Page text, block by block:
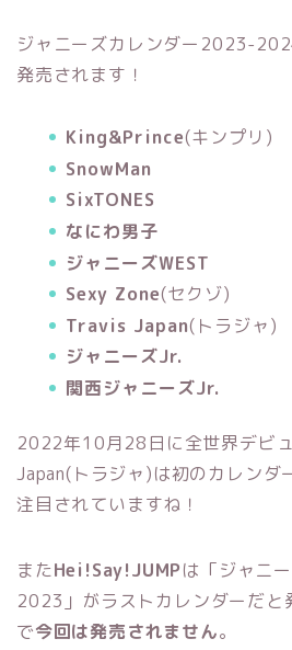
ジャニーズカレンダー2023-
発売されます！
King&Prince(キンプリ)
SnowMan
SixTONES
なにわ男子
ジャニーズWEST
Sexy Zone(セクゾ)
Travis Japan(トラジャ)
ジャニーズJr.
関西ジャニーズJr.
2022年10月28日に全世界デビ
Japan(トラジャ)は初のカレンダ
注目されていますね！
またHei!Say!JUMPは「ジャニ
2023」がラストカレンダーだと
で今回は発売されません。